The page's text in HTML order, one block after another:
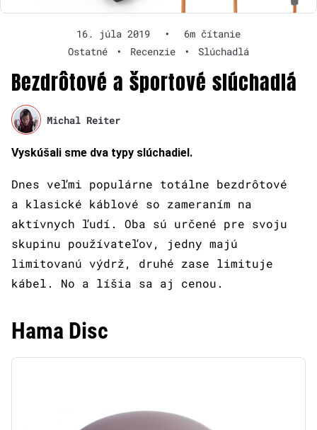
16. júla 2019 •
6m čítanie
Ostatné
• Recenzie • Slúchadlá
Bezdrôtové a športové slúchadlá
Michal Reiter
Vyskúšali sme dva typy slúchadiel.
Dnes veľmi populárne totálne bezdrôtové
a klasické káblové so zameraním na
aktívnych ľudí. Oba sú určené pre svoju
skupinu používateľov, jedny majú
limitovanú výdrž, druhé zase limituje
kábel. No a líšia sa aj cenou.
Hama Disc